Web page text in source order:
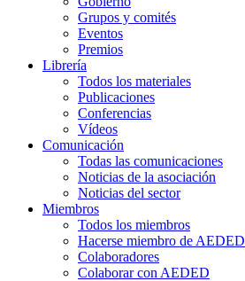
Grupos y comités
Eventos
Premios
Librería
Todos los materiales
Publicaciones
Conferencias
Vídeos
Comunicación
Todas las comunicaciones
Noticias de la asociación
Noticias del sector
Miembros
Todos los miembros
Hacerse miembro de AEDED
Colaboradores
Colaborar con AEDED